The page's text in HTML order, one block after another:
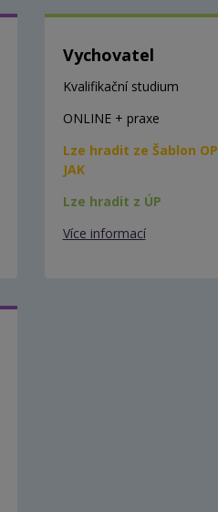
Vychovatel
Kvalifikační studium
ONLINE + praxe
Lze hradit ze Šablon OP
JAK
Lze hradit z ÚP
Více informací